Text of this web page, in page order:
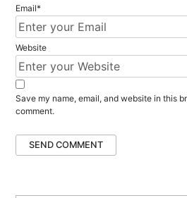
Email*
Website
Save my name, email, and website in this
comment.